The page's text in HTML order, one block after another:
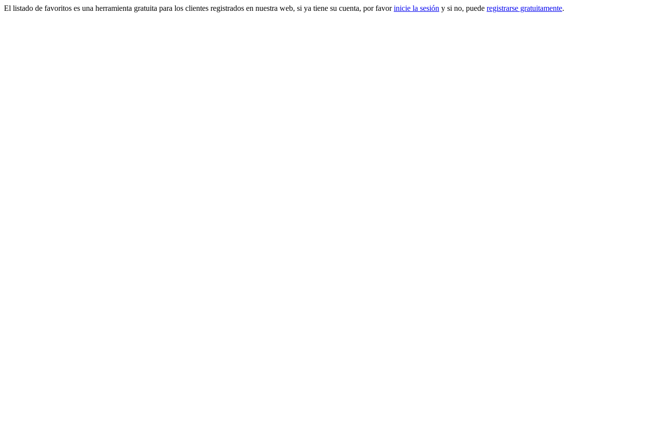
El listado de favoritos es una herramienta gratuita para los clientes registrados en nuestra web, si ya tiene su cuenta, por favorinicie la sesión y si no, puede registrarse gratuitamente.